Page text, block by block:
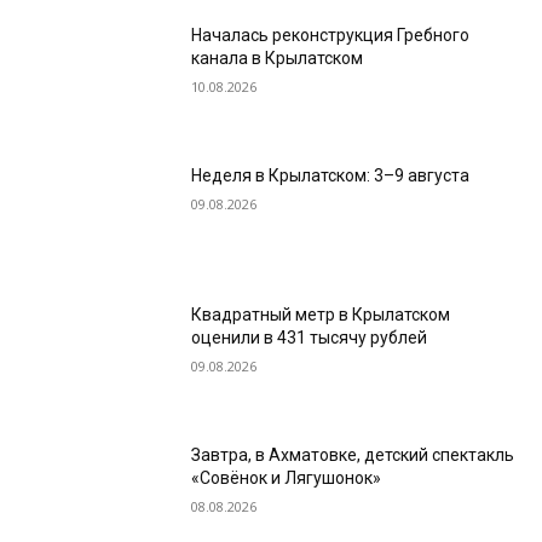
Началась реконструкция Гребного
канала в Крылатском
10.08.2026
Неделя в Крылатском: 3–9 августа
09.08.2026
Квадратный метр в Крылатском
оценили в 431 тысячу рублей
09.08.2026
Завтра, в Ахматовке, детский спектакль
«Совёнок и Лягушонок»
08.08.2026